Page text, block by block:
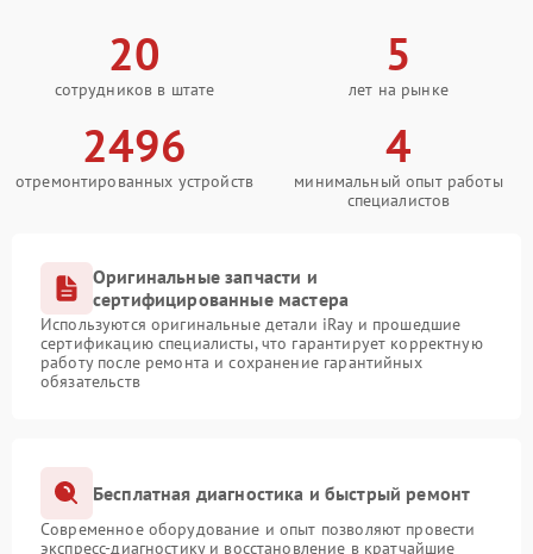
20
сотрудников в штате
5
лет на рынке
2496
отремонтированных устройств
4
минимальный опыт работы
специалистов
Оригинальные запчасти и
сертифицированные мастера
Используются оригинальные детали iRay и прошедшие
сертификацию специалисты, что гарантирует корректную
работу после ремонта и сохранение гарантийных
обязательств
Бесплатная диагностика и быстрый ремонт
Современное оборудование и опыт позволяют провести
экспресс-диагностику и восстановление в кратчайшие